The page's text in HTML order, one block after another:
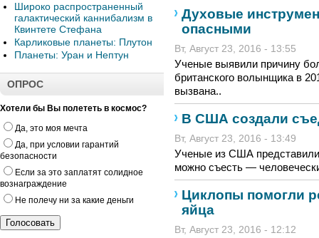
Широко распространенный
галактический каннибализм в
Квинтете Стефана
Карликовые планеты: Плутон
Планеты: Уран и Нептун
ОПРОС
Хотели бы Вы полететь в космос?
Да, это моя мечта
Да, при условии гарантий
безопасности
Если за это заплатят солидное
вознаграждение
Не полечу ни за какие деньги
Духовые
опасными
Вт, Август 23, 2016 - 13:55
Ученые выявили причину
британского волынщика в
вызвана..
В США создали
Вт, Август 23, 2016 - 13:49
Ученые из США представили
можно съесть —
Циклопы помогли
яйца
Вт, Август 23, 2016 - 12:12